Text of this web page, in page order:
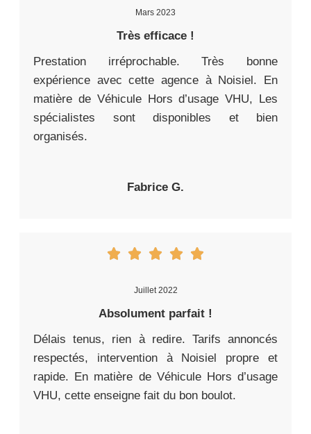
Mars 2023
Très efficace !
Prestation irréprochable. Très bonne
expérience avec cette agence à Noisiel. En
matière de Véhicule Hors d’usage VHU, Les
spécialistes sont disponibles et bien
organisés.
Fabrice G.
Juillet 2022
Absolument parfait !
Délais tenus, rien à redire. Tarifs annoncés
respectés, intervention à Noisiel propre et
rapide. En matière de Véhicule Hors d’usage
VHU, cette enseigne fait du bon boulot.